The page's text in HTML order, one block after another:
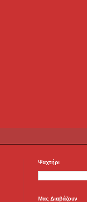
Ψαχτήρι
Μας Διαβάζουν